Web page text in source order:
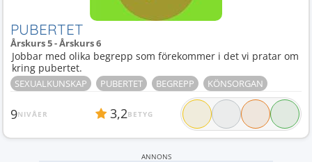
PUBERTET
Årskurs 5 - Årskurs 6
Jobbar med olika begrepp som förekommer i det vi pratar om
kring pubertet.
SEXUALKUNSKAP PUBERTET BEGREPP KÖNSORGAN
9NIVÅER 3,2BETYG
ANNONS